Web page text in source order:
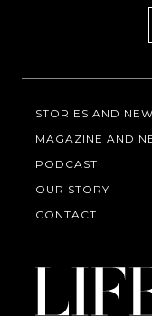
STORIES AND
MAGAZINE AND
PODCAST
OUR STORY
CONTACT